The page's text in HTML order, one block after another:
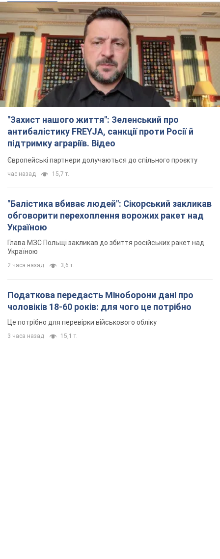
"Захист нашого життя": Зеленський про
антибалістику FREYJA, санкції проти Росії й
підтримку аграріїв. Відео
Європейські партнери долучаються до спільного проєкту
час назад 15,7 т.
"Балістика вбиває людей": Сікорський закликав
обговорити перехоплення ворожих ракет над
Україною
Глава МЗС Польщі закликав до збиття російських ракет над
Україною
2 часа назад 3,6 т.
Податкова передасть Міноборони дані про
чоловіків 18-60 років: для чого це потрібно
Це потрібно для перевірки військового обліку
3 часа назад 15,1 т.